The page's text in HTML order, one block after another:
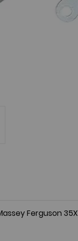
Ferguson 35X,